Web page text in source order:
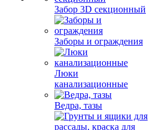
Забор 3D секционный
Заборы и ограждения
Люки
канализационные
Ведра, тазы